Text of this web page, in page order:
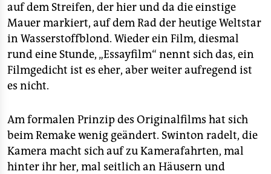
auf dem Streifen, der hier und da die einstige
Mauer markiert, auf dem Rad der heutige Weltstar
in Wasserstoffblond. Wieder ein Film, diesmal
rund eine Stunde, „Essayfilm“ nennt sich das, ein
Filmgedicht ist es eher, aber weiter aufregend ist
es nicht.
Am formalen Prinzip des Originalfilms hat sich
beim Remake wenig geändert. Swinton radelt, die
Kamera macht sich auf zu Kamerafahrten, mal
hinter ihr her, mal seitlich an Häusern und